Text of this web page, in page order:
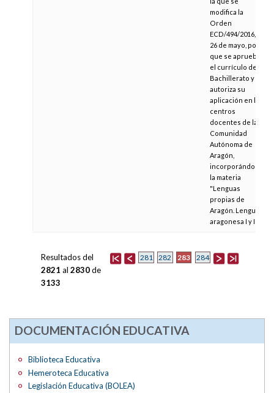
modifica la
Orden
ECD/494/2016, de
26 de mayo, por la
que se aprueba
el currículo del
Bachillerato y se
autoriza su
aplicación en los
centros
docentes de la
Comunidad
Autónoma de
Aragón,
incorporándose
la materia
"Lenguas
propias de
Aragón. Lengua
aragonesa I y II."
281 282 283 284
Resultados del
2821 al 2830de
3133
DOCUMENTACIÓN EDUCATIVA
Biblioteca Educativa
Hemeroteca Educativa
Legislación Educativa (BOLEA)